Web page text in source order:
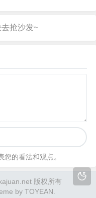
管家。为什么这么说呢？
的看法和观点。
版权所有
by TOYEAN